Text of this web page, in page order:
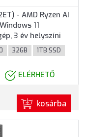
- AMD Ryzen AI
11
3 év helyszíni
32GB 1TB SSD
ELÉRHETŐ
kosárba